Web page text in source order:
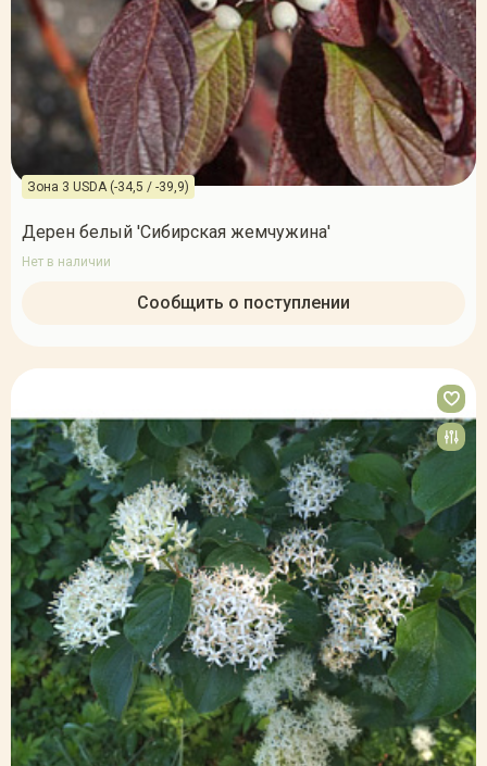
Зона 3 USDA (-34,5 / -39,9)
Дерен белый 'Сибирская жемчужина'
Нет в наличии
Сообщить о поступлении